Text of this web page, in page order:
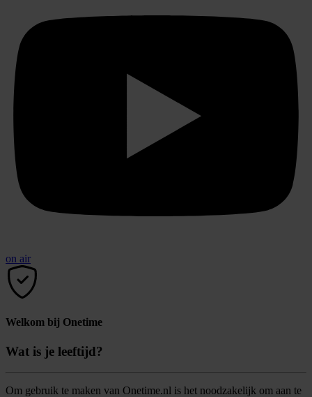
on air
Welkom bij Onetime
Wat is je leeftijd?
Om gebruik te maken van Onetime.nl is het noodzakelijk om aan te